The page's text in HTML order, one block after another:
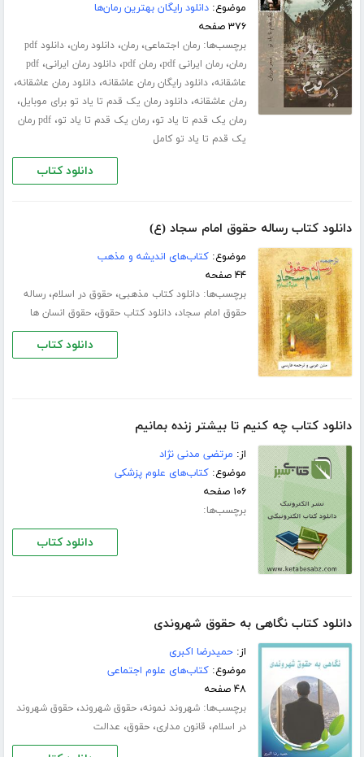
موضوع:دانلود رایگان بهترین رمان‌ها
۳۷۶ صفحه
برچسب‌ها:رمان اجتماعی،رمان،دانلود رمان،
دانلود pdf
رمان،رمان ایرانی pdf ،رمان pdf ،دانلود رمان ایرانی،pdf
عاشقانه،دانلود رایگان رمان عاشقانه،دانلود رمان عاشقانه،
رمان عاشقانه،دانلود رمان یک قدم تا یاد تو برای موبایل،
رمان یک قدم تا یاد تو،رمان یک قدم تا یاد تو،
pdf رمان
یک قدم تا یاد تو کامل
دانلود کتاب
دانلود کتاب رساله حقوق امام سجاد (ع)
موضوع:کتاب‌های اندیشه و مذهب
۴۴ صفحه
برچسب‌ها:دانلود کتاب مذهبی،حقوق در اسلام،رساله
حقوق امام سجاد،دانلود کتاب حقوق،حقوق انسان ها
دانلود کتاب
دانلود کتاب چه کنیم تا بیشتر زنده بمانیم
از: مرتضی مدنی نژاد
موضوع:کتاب‌های علوم پزشکی
۱۰۶ صفحه
برچسب‌ها:
دانلود کتاب
دانلود کتاب نگاهی به حقوق شهروندی
از:حمیدرضا اکبری
موضوع:کتاب‌های علوم اجتماعی
۴۸ صفحه
برچسب‌ها:شهروند نمونه،حقوق شهروند،حقوق شهروند
در اسلام، قانون مداری،حقوق، عدالت